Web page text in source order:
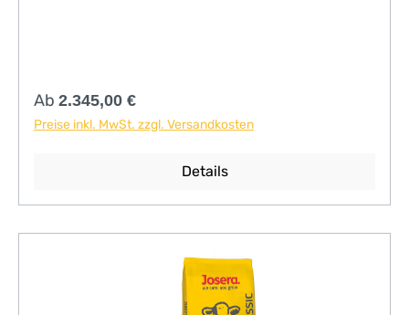
Molkenprotein gewährleisten eine sehr gute
Verträglichkeit beim jungen Kalb. Der Zusatz von
Prä- und Probiotika unterstützen zudem die
JOSERA Extramil 50 bereits ab der 1.
Regulärer Preis:
Ab 2.345,00 €
Preise inkl. MwSt. zzgl. Versandkosten
Details